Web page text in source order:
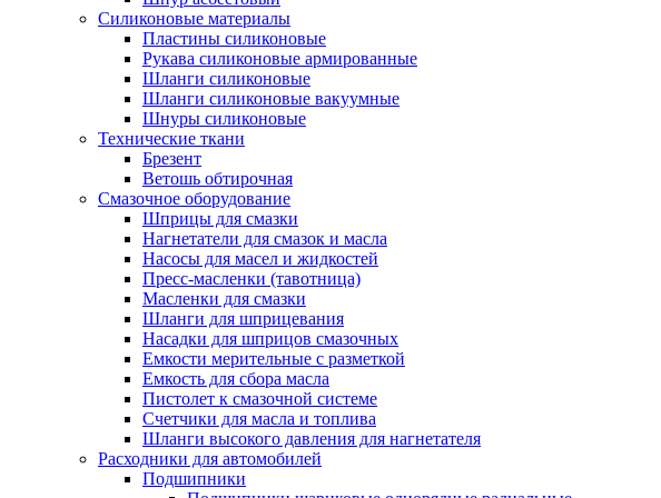
Силиконовые материалы
Пластины силиконовые
Рукава силиконовые армированные
Шланги силиконовые
Шланги силиконовые вакуумные
Шнуры силиконовые
Технические ткани
Брезент
Ветошь обтирочная
Смазочное оборудование
Шприцы для смазки
Нагнетатели для смазок и масла
Насосы для масел и жидкостей
Пресс-масленки (тавотница)
Масленки для смазки
Шланги для шприцевания
Насадки для шприцов смазочных
Емкости мерительные с разметкой
Емкость для сбора масла
Пистолет к смазочной системе
Счетчики для масла и топлива
Шланги высокого давления для нагнетателя
Расходники для автомобилей
Подшипники